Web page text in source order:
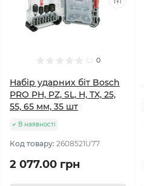
0
Набір ударних біт Bosch
PRO PH, PZ, SL, H, TX, 25,
55, 65 мм, 35 шт
В наявності
Код товару: 2608521U77
2 077.00 грн